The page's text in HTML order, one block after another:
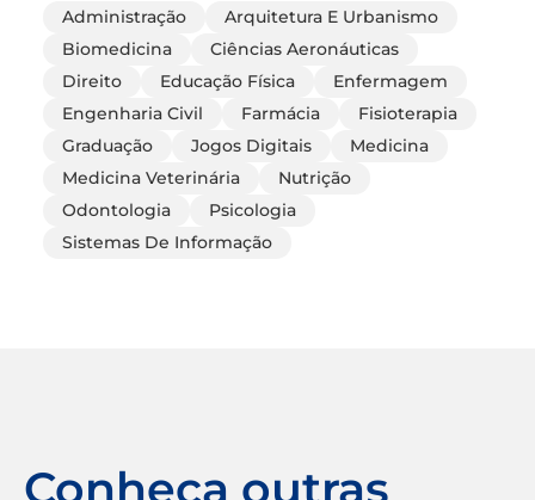
Administração
Arquitetura E Urbanismo
Biomedicina
Ciências Aeronáuticas
Direito
Educação Física
Enfermagem
Engenharia Civil
Farmácia
Fisioterapia
Graduação
Jogos Digitais
Medicina
Medicina Veterinária
Nutrição
Odontologia
Psicologia
Sistemas De Informação
Conheça outras